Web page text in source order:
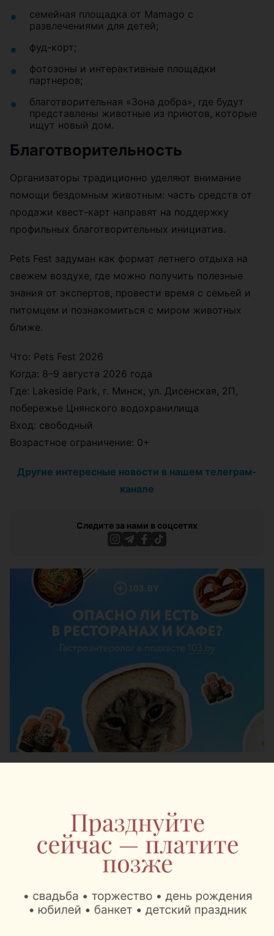
семейная площадка от Mamago с
развлечениями для детей;
фуд-корт;
фотозоны и интерактивные площадки
партнеров;
благотворительная «Зона добра», где будут
представлены животные из приютов, которые
ищут новый дом.
Благотворительность
Организаторы традиционно уделяют внимание
помощи бездомным животным: часть средств от
продажи квест-карт направят на поддержку
профильных благотворительных инициатив.
Pets Fest задуман как формат летнего отдыха на
свежем воздухе, где можно получить полезные
знания от экспертов, провести время с семьей и
питомцем и познакомиться с миром животных
ближе.
Что: Pets Fest 2026
Когда: 8–9 августа 2026 года
Где: Lakeside Park, г. Минск, ул. Дисенская, 2П,
побережье Цнянского водохранилища
Вход: свободный
Возрастное ограничение: 0+
Другие интересные новости в нашем телеграм-
канале
Следите за нами в соцсетях
«Шабаны — это не
просто адрес»: минский
коллекцию о